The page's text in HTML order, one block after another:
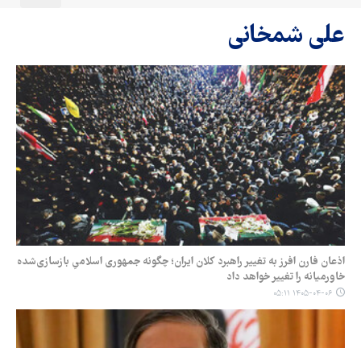
علی شمخانی
اذعان فارن افرز به تغییر راهبرد کلان ایران؛ چگونه جمهوری اسلامیِ بازسازی‌شده
خاورمیانه را تغییر خواهد داد
۱۴۰۵-۰۴-۰۶ ۰۵:۱۱